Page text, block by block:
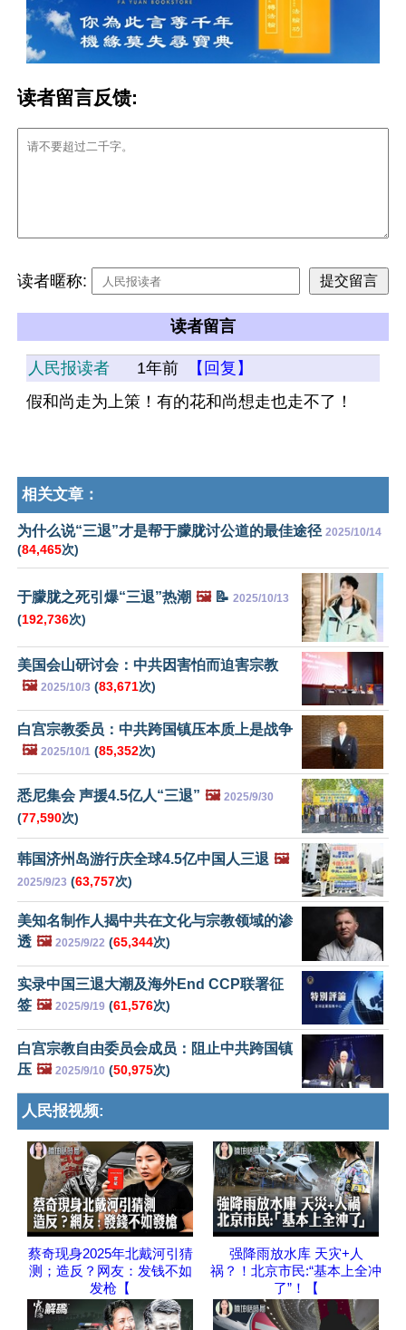
读者留言反馈:
读者暱称:
读者留言
人民报读者 1年前
【回复】
假和尚走为上策！有的花和尚想走也走不了！
相关文章：
为什么说“三退”才是帮于朦胧讨公道的最佳途径 2025/10/14
(84,465次)
于朦胧之死引爆“三退”热潮 🖼️📝 2025/10/13
(192,736次)
美国会山研讨会：中共因害怕而迫害宗教
🖼️ 2025/10/3 (83,671次)
白宫宗教委员：中共跨国镇压本质上是战争
🖼️ 2025/10/1 (85,352次)
悉尼集会 声援4.5亿人“三退” 🖼️ 2025/9/30
(77,590次)
韩国济州岛游行庆全球4.5亿中国人三退 🖼️
2025/9/23 (63,757次)
美知名制作人揭中共在文化与宗教领域的渗
透 🖼️ 2025/9/22 (65,344次)
实录中国三退大潮及海外End CCP联署征
签 🖼️ 2025/9/19 (61,576次)
白宫宗教自由委员会成员：阻止中共跨国镇
压 🖼️ 2025/9/10 (50,975次)
人民报视频:
蔡奇现身2025年北戴河引猜
测；造反？网友：发钱不如
发枪【
强降雨放水库 天灾+人
祸？！北京市民:“基本上全冲
了”！【